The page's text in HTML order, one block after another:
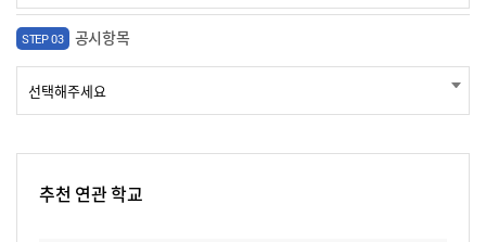
STEP 03 공시항목
추천 연관 학교